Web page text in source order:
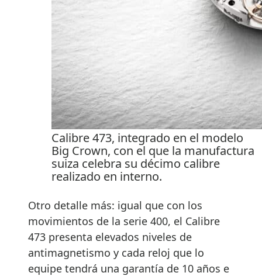
Calibre 473, integrado en el modelo
Big Crown, con el que la manufactura
suiza celebra su décimo calibre
realizado en interno.
Otro detalle más: igual que con los
movimientos de la serie 400, el Calibre
473 presenta elevados niveles de
antimagnetismo y cada reloj que lo
equipe tendrá una garantía de 10 años e